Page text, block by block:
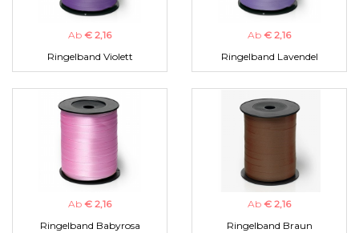
Ab € 2,16
Ringelband Violett
Ab € 2,16
Ringelband Lavendel
Ab € 2,16
Ringelband Babyrosa
Ab € 2,16
Ringelband Braun